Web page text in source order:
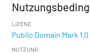
LIZENZ
Public Domain Mark 1.0
NUTZUNG